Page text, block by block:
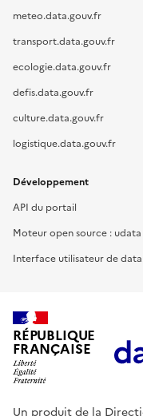
meteo.data.gouv.fr
transport.data.gouv.fr
ecologie.data.gouv.fr
defis.data.gouv.fr
culture.data.gouv.fr
logistique.data.gouv.fr
Développement
API du portail
Moteur open source : udata
Interface utilisateur de
RÉPUBLIQUE
FRANÇAISE
Un produit de la